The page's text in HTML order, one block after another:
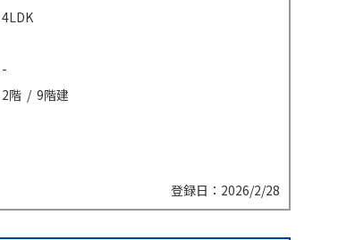
4LDK
-
2階 / 9階建
登録日：2026/2/28